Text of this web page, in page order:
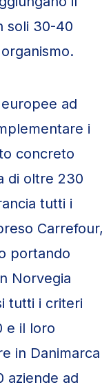
soli 30-40
ad
i
concreto
di oltre 230
tutti i
Carrefour,
portando
Norvegia
tutti i criteri
e il loro
in Danimarca
aziende ad